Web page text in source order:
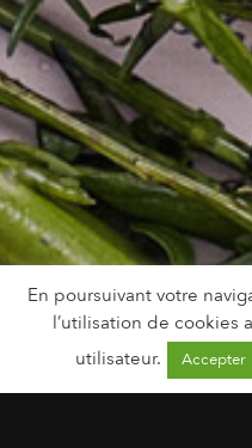
En poursuivant votre
l’utilisation de cookies
utilisateur.
Accepter